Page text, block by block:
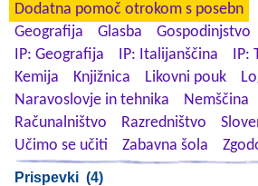
Dodatna pomoč otrokom s posebn
Geografija
Glasba Gospodinjstvo
IP: Geografija
IP: Italijanščina IP:
Kemija
Knjižnica Likovni pouk
Naravoslovje in tehnika
Nemščina
Računalništvo
Razredništvo
Učimo se učiti
Zabavna šola
Prispevki (4)